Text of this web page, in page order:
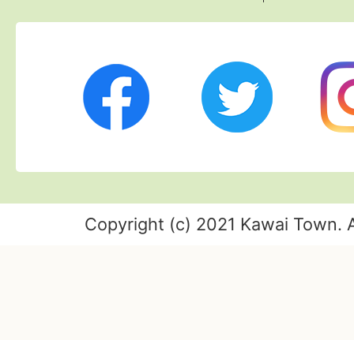
Facebook Twitter
Copyright (c) 2021 Kawai Town.